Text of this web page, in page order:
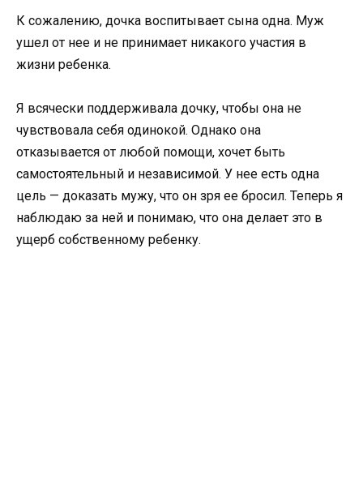
К сожалению, дочка воспитывает сына одна. Муж
ушел от нее и не принимает никакого участия в
жизни ребенка.
Я всячески поддерживала дочку, чтобы она не
чувствовала себя одинокой. Однако она
отказывается от любой помощи, хочет быть
самостоятельный и независимой. У нее есть одна
цель — доказать мужу, что он зря ее бросил. Теперь я
наблюдаю за ней и понимаю, что она делает это в
ущерб собственному ребенку.